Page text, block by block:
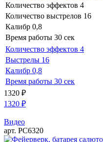
Количество эффектов 4
Количество выстрелов 16
Калибр 0,8
Время работы 30 сек
Количество эффектов 4
Выстрелы 16
Калибр 0,8
Время работы 30 сек
1320 ₽
1320 ₽
Видео
арт. РС6320